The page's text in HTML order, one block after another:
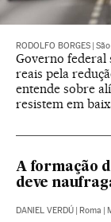
RODOLFO BORGES
Governo federal
reais pela
entende sobre
resistem em
A formação
deve
DANIEL VERDÚ Roma